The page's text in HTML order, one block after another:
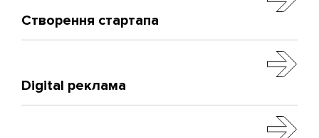
Створення стартапа
Digital реклама